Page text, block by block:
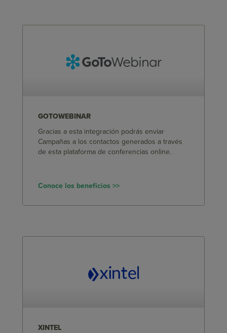
GOTOWEBINAR
Gracias a esta integración podrás enviar
Campañas a los contactos generados a través
de esta plataforma de conferencias online.
Conoce los beneficios >>
XINTEL